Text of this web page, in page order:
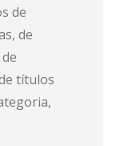
de
de
títulos